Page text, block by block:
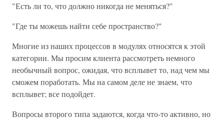
"Есть ли то, что должно никогда не меняться?"
"Где ты можешь найти себе пространство?"
Многие из наших процессов в модулях относятся к этой
категории. Мы просим клиента рассмотреть немного
необычный вопрос, ожидая, что всплывет то, над чем мы
сможем поработать. Мы на самом деле не знаем, что
всплывет; все подойдет.
Вопросы второго типа задаются, когда что-то активно, но